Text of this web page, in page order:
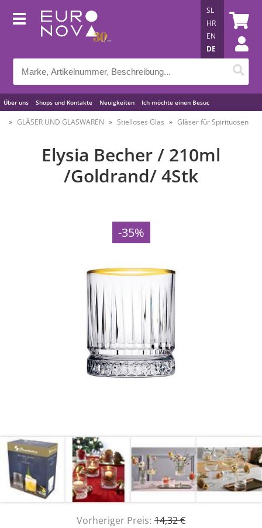
Über uns Shops und Kontakte Neuigkeiten Ich möchte einen Besuc
Nützliche Tipps
SL
HR
EN
DE
GLÄSER UND GLASWAREN Stielloses Glas Gläser für Spirituosen
Elysia Becher / 210ml
/Goldrand/ 4Stk
-35%
Vorheriger Preis: 14,32 €